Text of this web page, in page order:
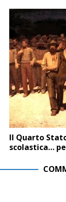
Il Quarto
scolastica…